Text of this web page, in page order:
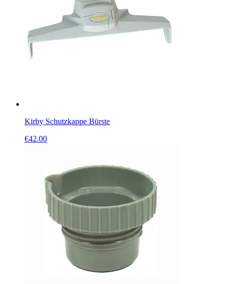
Kirby Schutzkappe Bürste
€42.00